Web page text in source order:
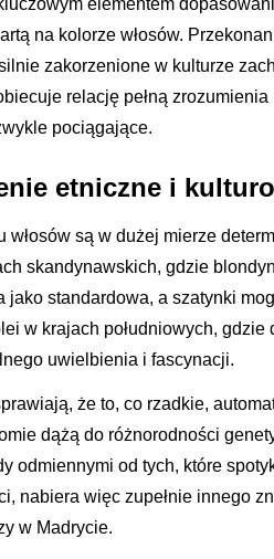
elementem
na kolorze włosów.
zakorzenione w kulturze
relację pełną
pociągające.
etniczne i
włosów są w dużej mierze
skandynawskich, gdzie
jako standardowa, a szatynki
w krajach południowych, gdzie
uwielbienia i fascynacji.
że to, co rzadkie,
dążą do różnorodności
odmiennymi od tych, które
nabiera więc zupełnie innego
w Madrycie.